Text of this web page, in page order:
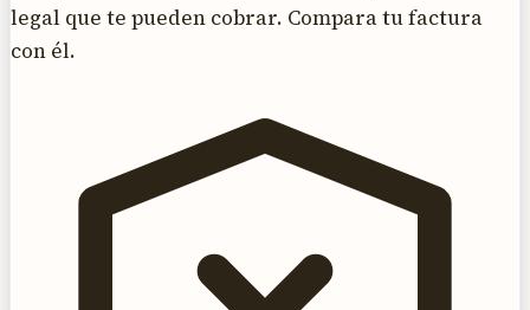
legal que te pueden cobrar. Compara tu factura
con él.